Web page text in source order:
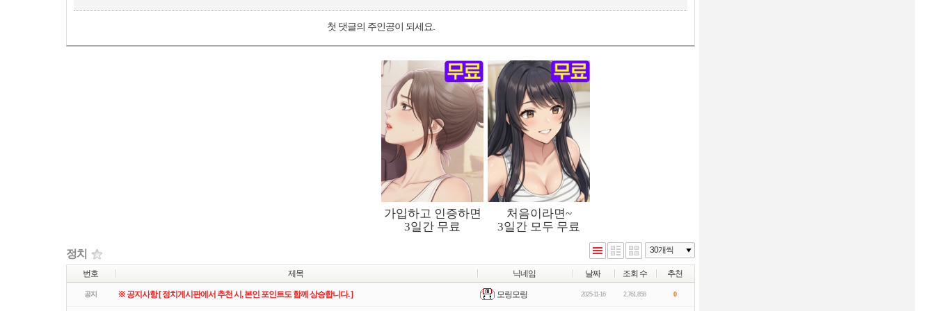
첫 댓글의 주인공이 되세요.
정치
번호 제목 닉네임 날짜 조회 수 추천
공지 ※ 공지사항 [ 정치게시판에서 추천 시, 본인 포인트도 함께 상승합니다. ] 모링모링 2025-11-16 2,761,858 0